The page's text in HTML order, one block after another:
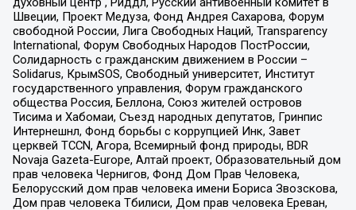
Швеции, Проект Медуза, Фонд Андрея Сахарова, Форум
свободной России, Лига Свободных Наций, Transparеncy
International, Форум Свободных Народов ПостРоссии,
Солидарность с гражданским движением в России –
Solidarus, КрымSOS, Свободный университет, Институт
государственного управления, Форум гражданского
общества Россия, Беллона, Союз жителей островов
Тисима и Хабомаи, Съезд народных депутатов, Гринпис
Интернешнл, Фонд борьбы с коррупцией Инк, Завет
церквей TCCN, Агора, Всемирный фонд природы, BDR
Novaja Gazeta-Europe, Алтай проект, Образовательный дом
прав человека Чернигов, Фонд Дом Прав Человека,
Белорусский дом прав человека имени Бориса Звозскова,
Дом прав человека Тбилиси, Дом прав человека Ереван,